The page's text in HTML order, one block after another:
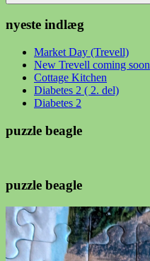
Søg
nyeste indlæg
Market Day (Trevell)
New Trevell coming soon
Cottage Kitchen
Diabetes 2 ( 2. del)
Diabetes 2
puzzle beagle
puzzle beagle